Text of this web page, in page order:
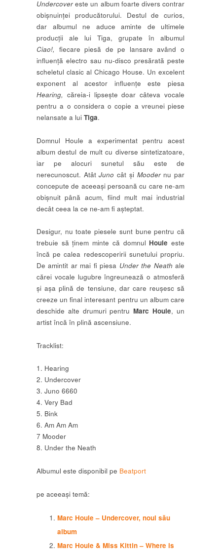
Undercover este un album foarte divers contrar
obișnuinței producătorului. Destul de curios,
dar albumul ne aduce aminte de ultimele
producții ale lui Tiga, grupate în albumul
Ciao!, fiecare piesă de pe lansare având o
influență electro sau nu-disco presărată peste
scheletul clasic al Chicago House. Un excelent
exponent al acestor influențe este piesa
Hearing, căreia-i lipsește doar câteva vocale
pentru a o considera o copie a vreunei piese
nelansate a lui Tiga.
Domnul Houle a experimentat pentru acest
album destul de mult cu diverse sintetizatoare,
iar pe alocuri sunetul său este de
nerecunoscut. AtâtJuno cât și Mooder nu par
concepute de aceeași persoană cu care ne-am
obișnuit până acum, fiind mult mai industrial
decât ceea la ce ne-am fi așteptat.
Desigur, nu toate piesele sunt bune pentru că
trebuie să ținem minte că domnul Houle este
încă pe calea redescoperirii sunetului propriu.
De amintit ar mai fi piesa Under the Neath ale
cărei vocale lugubre îngreunează o atmosferă
și așa plină de tensiune, dar care reușesc să
creeze un final interesant pentru un album care
deschide alte drumuri pentru Marc Houle, un
artist încă în plină ascensiune.
Tracklist:
1. Hearing
2. Undercover
3. Juno 6660
4. Very Bad
5. Bink
6. Am Am Am
7 Mooder
8. Under the Neath
Albumul este disponibil pe Beatport
pe aceeași temă:
Marc Houle – Undercover, noul său
album
Marc Houle & Miss Kittin – Where is